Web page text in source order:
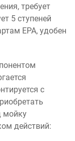
требует
5 ступеней
EPA, удобен
с
мойку
действий: